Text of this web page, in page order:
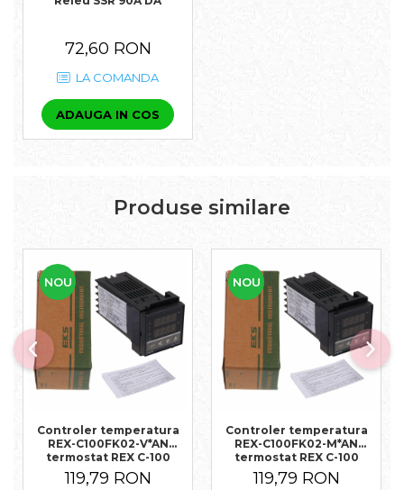
72,60 RON
LA COMANDA
ADAUGA IN COS
Produse similare
NOU
Controler temperatura
REX-C100FK02-V*AN
termostat REX C-100
119,79 RON
NOU
Controler temperatura
REX-C100FK02-M*AN
termostat REX C-100
119,79 RON